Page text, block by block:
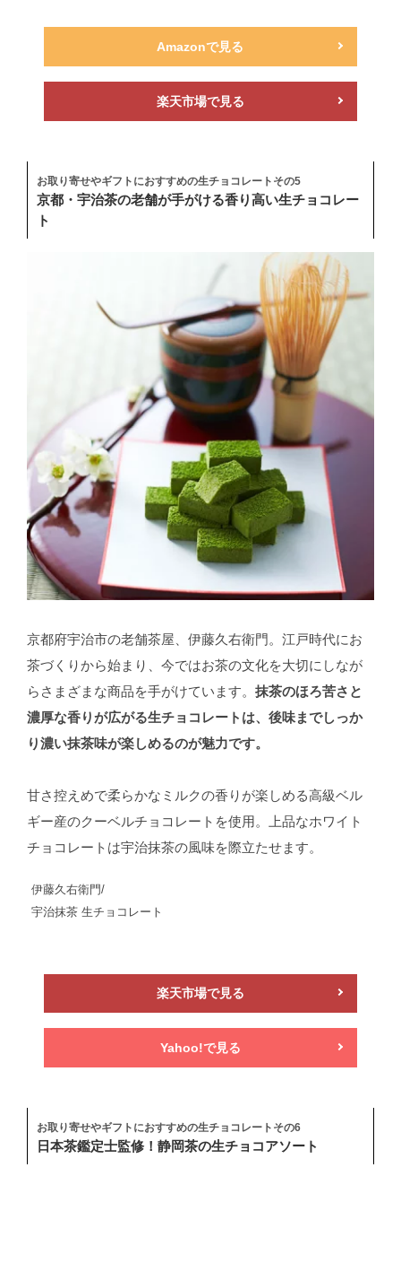
Amazonで見る
楽天市場で見る
お取り寄せやギフトにおすすめの生チョコレートその5
京都・宇治茶の老舗が手がける香り高い生チョコレー
ト
京都府宇治市の老舗茶屋、伊藤久右衛門。江戸時代にお
茶づくりから始まり、今ではお茶の文化を大切にしなが
らさまざまな商品を手がけています。 抹茶のほろ苦さと
濃厚な香りが広がる生チョコレートは、後味までしっか
り濃い抹茶味が楽しめるのが魅力です。
甘さ控えめで柔らかなミルクの香りが楽しめる高級ベル
ギー産のクーベルチョコレートを使用。上品なホワイト
チョコレートは宇治抹茶の風味を際立たせます。
伊藤久右衛門/
宇治抹茶 生チョコレート
楽天市場で見る
Yahoo!で見る
お取り寄せやギフトにおすすめの生チョコレートその6
日本茶鑑定士監修！静岡茶の生チョコアソート